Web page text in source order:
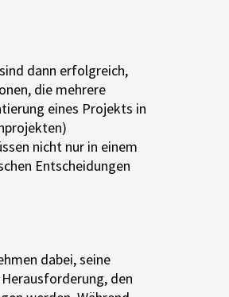
dann erfolgreich,
die mehrere
eines Projekts in
nicht nur in einem
Entscheidungen
dabei, seine
den